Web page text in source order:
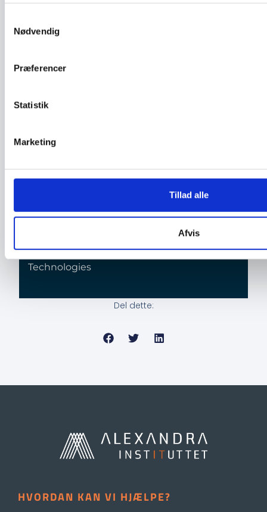
Nødvendig
Præferencer
Statistik
Marketing
Tillad alle
Afvis
Grundfos A/S
Universal Robots A/S
Sick A/S
Finansiering
Innovationsfondens investering: 40 mio. kr.
Projektafslutning: 31. december 2028
manufacturing systems through AI-
powered and digitally Connected
Technologies
Del dette:
HVORDAN KAN VI HJÆLPE?